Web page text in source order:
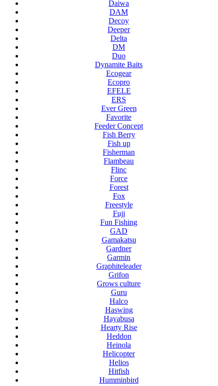
Daiwa
DAM
Decoy
Deeper
Delta
DM
Duo
Dynamite Baits
Ecogear
Ecopro
EFELE
ERS
Ever Green
Favorite
Feeder Concept
Fish Berry
Fish up
Fisherman
Flambeau
Flinc
Force
Forest
Fox
Freestyle
Fuji
Fun Fishing
GAD
Gamakatsu
Gardner
Garmin
Graphiteleader
Grifon
Grows culture
Guru
Halco
Haswing
Hayabusa
Hearty Rise
Heddon
Heinola
Helicopter
Helios
Hitfish
Humminbird